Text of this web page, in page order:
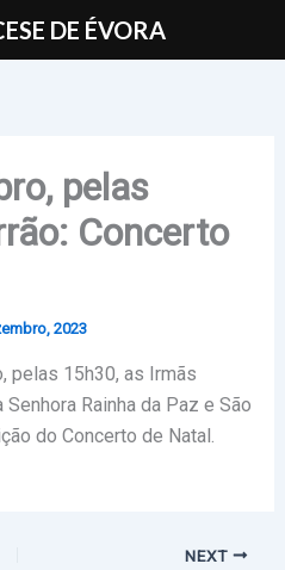
pelas
Concerto
2023
pelas 15h30, as Irmãs
Rainha da Paz e São
do Concerto de Natal.
NEXT
DE ÉVORA